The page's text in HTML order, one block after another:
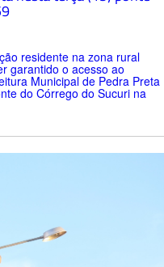
residente na zona rural
garantido o acesso ao
Municipal de Pedra Preta
do Córrego do Sucuri na